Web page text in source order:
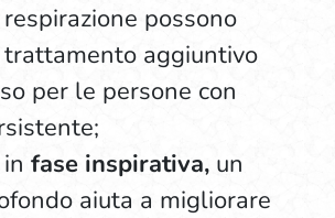
possono
trattamento aggiuntivo
per le persone con
in fase inspirativa,un
aiuta a migliorare